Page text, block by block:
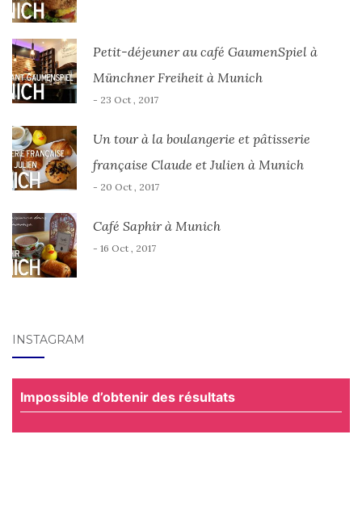
Petit-déjeuner au café GaumenSpiel à
Münchner Freiheit à Munich
- 23 Oct , 2017
Un tour à la boulangerie et pâtisserie
française Claude et Julien à Munich
- 20 Oct , 2017
Café Saphir à Munich
- 16 Oct , 2017
INSTAGRAM
Impossible d’obtenir des résultats